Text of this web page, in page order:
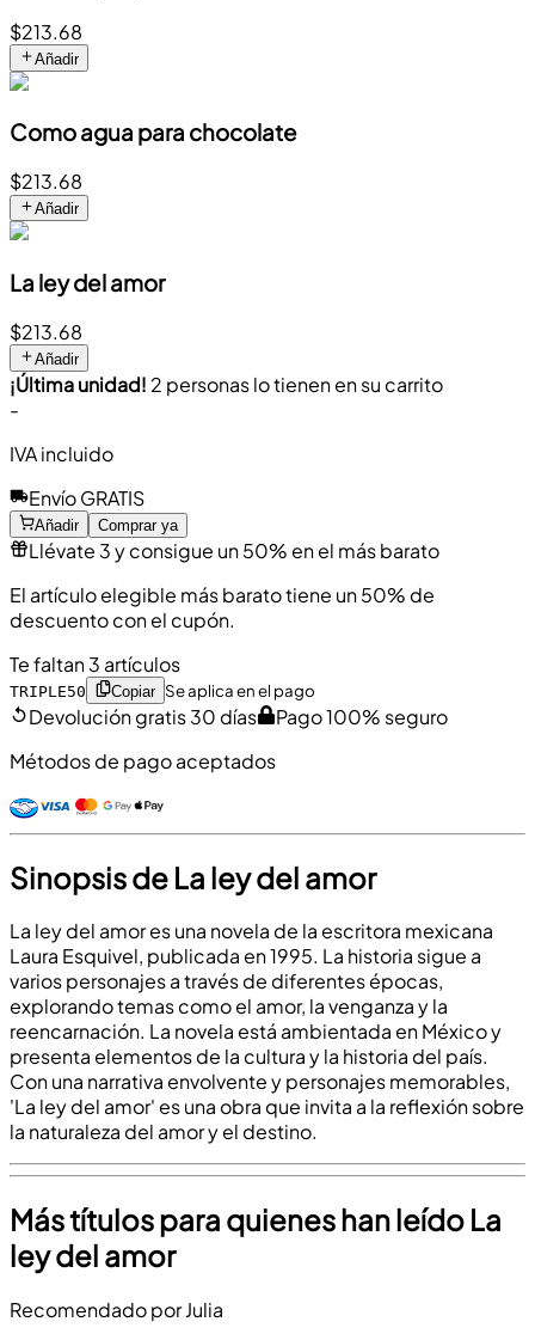
$213.68
Añadir
Como agua para chocolate
$213.68
Añadir
La ley del amor
$213.68
Añadir
¡Última unidad! 2 personas lo tienen en su carrito
-
IVA incluido
Envío GRATIS
Añadir Comprar ya
Llévate 3 y consigue un 50% en el más barato
El artículo elegible más barato tiene un 50% de
descuento con el cupón.
Te faltan 3 artículos
TRIPLE50 Copiar Se aplica en el pago
Devolución gratis 30 días
Pago 100% seguro
Métodos de pago aceptados
Sinopsis de La ley del amor
La ley del amor es una novela de la escritora mexicana
Laura Esquivel, publicada en 1995. La historia sigue a
varios personajes a través de diferentes épocas,
explorando temas como el amor, la venganza y la
reencarnación. La novela está ambientada en México y
presenta elementos de la cultura y la historia del país.
Con una narrativa envolvente y personajes memorables,
'La ley del amor' es una obra que invita a la reflexión sobre
la naturaleza del amor y el destino.
Más títulos para quienes han leído La
ley del amor
Recomendado por Julia